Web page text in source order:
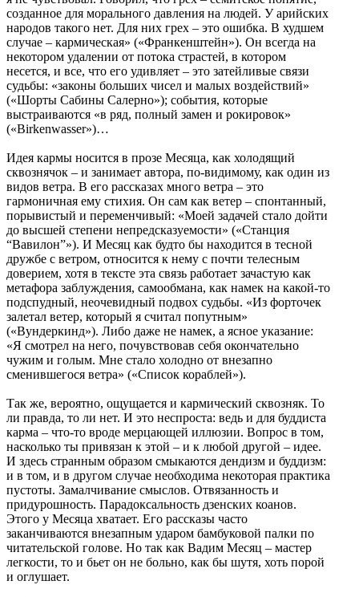
созданное для морального давления на людей. У арийских
народов такого нет. Для них грех – это ошибка. В худшем
случае – кармическая» («Франкенштейн»). Он всегда на
некотором удалении от потока страстей, в котором
несется, и все, что его удивляет – это затейливые связи
судьбы: «законы больших чисел и малых воздействий»
(«Шорты Сабины Салерно»); события, которые
выстраиваются «в ряд, полный замен и рокировок»
(«Birkenwasser»)…
Идея кармы носится в прозе Месяца, как холодящий
сквознячок – и занимает автора, по-видимому, как один из
видов ветра. В его рассказах много ветра – это
гармоничная ему стихия. Он сам как ветер – спонтанный,
порывистый и переменчивый: «Моей задачей стало дойти
до высшей степени непредсказуемости» («Станция
“Вавилон”»). И Месяц как будто бы находится в тесной
дружбе с ветром, относится к нему с почти телесным
доверием, хотя в тексте эта связь работает зачастую как
метафора заблуждения, самообмана, как намек на какой-то
подспудный, неочевидный подвох судьбы. «Из форточек
залетал ветер, который я считал попутным»
(«Вундеркинд»). Либо даже не намек, а ясное указание:
«Я смотрел на него, почувствовав себя окончательно
чужим и голым. Мне стало холодно от внезапно
сменившегося ветра» («Список кораблей»).
Так же, вероятно, ощущается и кармический сквозняк. То
ли правда, то ли нет. И это неспроста: ведь и для буддиста
карма – что-то вроде мерцающей иллюзии. Вопрос в том,
насколько ты привязан к этой – и к любой другой – идее.
И здесь странным образом смыкаются дендизм и буддизм:
и в том, и в другом случае необходима некоторая практика
пустоты. Замалчивание смыслов. Отвязанность и
придурошность. Парадоксальность дзенских коанов.
Этого у Месяца хватает. Его рассказы часто
заканчиваются внезапным ударом бамбуковой палки по
читательской голове. Но так как Вадим Месяц – мастер
легкости, то и бьет он не больно, как бы шутя, хоть порой
и оглушает.